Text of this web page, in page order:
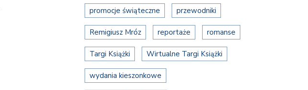
promocje świąteczne przewodniki
Remigiusz Mróz reportaże romanse
Targi Książki Wirtualne Targi Książki
wydania kieszonkowe